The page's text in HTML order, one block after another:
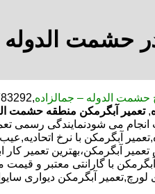
حشمت الدوله
حشمت الدوله – جمالزاده
, تعمیر آبگرمکن منطقه حشمت
می شودنمایندگی رسمی
آبگرمکن با نرخ
آبگرمکن،بهترین تعمیر
با گارانتی معتبر و
لورچ,تعمیر آبگرمکن دیواری